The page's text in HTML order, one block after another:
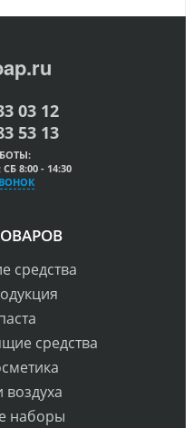
03 12
53 13
8:00 - 14:30
средства
средства
наборы